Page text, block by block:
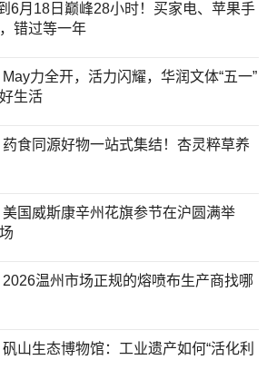
6月18日巅峰28小时！买家电、苹果手
错过等一年
May力全开，活力闪耀，华润文体“五一”
生活
药食同源好物一站式集结！杏灵粹草养
美国威斯康辛州花旗参节在沪圆满举
2026温州市场正规的熔喷布生产商找哪
矾山生态博物馆：工业遗产如何“活化利